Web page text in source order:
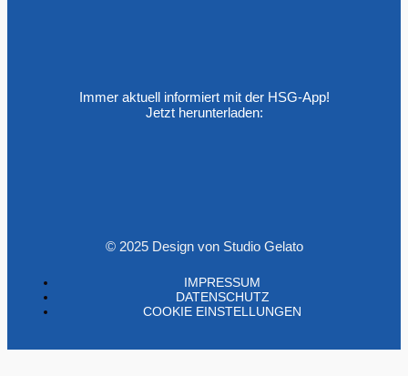
Immer aktuell informiert mit der HSG-App!
Jetzt herunterladen:
© 2025 Design von Studio Gelato
IMPRESSUM
DATENSCHUTZ
COOKIE EINSTELLUNGEN